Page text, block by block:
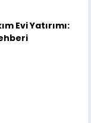
Evi Yatırımı: